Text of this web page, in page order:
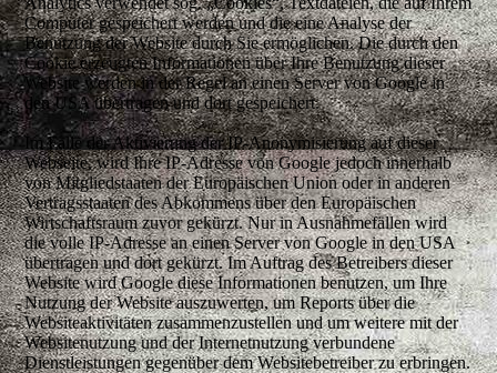
Computer gespeichert werden und die eine Analyse der
Benutzung der Website durch Sie ermöglichen. Die durch den
Cookie erzeugten Informationen über Ihre Benutzung dieser
Website werden in der Regel an einen Server von Google in
den USA übertragen und dort gespeichert.
Im Falle der Aktivierung der IP-Anonymisierung auf dieser
Webseite, wird Ihre IP-Adresse von Google jedoch innerhalb
von Mitgliedstaaten der Europäischen Union oder in anderen
Vertragsstaaten des Abkommens über den Europäischen
Wirtschaftsraum zuvor gekürzt. Nur in Ausnahmefällen wird
die volle IP-Adresse an einen Server von Google in den USA
übertragen und dort gekürzt. Im Auftrag des Betreibers dieser
Website wird Google diese Informationen benutzen, um Ihre
Nutzung der Website auszuwerten, um Reports über die
Websiteaktivitäten zusammenzustellen und um weitere mit der
Websitenutzung und der Internetnutzung verbundene
Dienstleistungen gegenüber dem Websitebetreiber zu erbringen.